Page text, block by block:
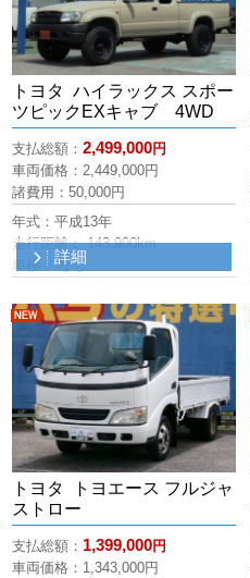
トヨタ ハイラックス スポー
ツピックEXキャブ 4WD
支払総額： 2,499,000円
車両価格： 2,449,000円
諸費用：50,000円
年式：平成13年
走行距離： 143,900km
車検： なし
詳細
新着
トヨタ トヨエース フルジャ
ストロー
支払総額： 1,399,000円
車両価格： 1,343,000円